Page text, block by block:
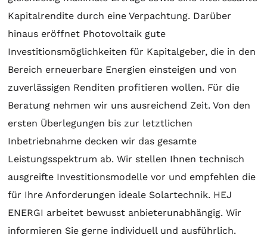
Kapitalrendite durch eine Verpachtung. Darüber
hinaus eröffnet Photovoltaik gute
Investitionsmöglichkeiten für Kapitalgeber, die in den
Bereich erneuerbare Energien einsteigen und von
zuverlässigen Renditen profitieren wollen. Für die
Beratung nehmen wir uns ausreichend Zeit. Von den
ersten Überlegungen bis zur letztlichen
Inbetriebnahme decken wir das gesamte
Leistungsspektrum ab. Wir stellen Ihnen technisch
ausgreifte Investitionsmodelle vor und empfehlen die
für Ihre Anforderungen ideale Solartechnik. HEJ
ENERGI arbeitet bewusst anbieterunabhängig. Wir
informieren Sie gerne individuell und ausführlich.